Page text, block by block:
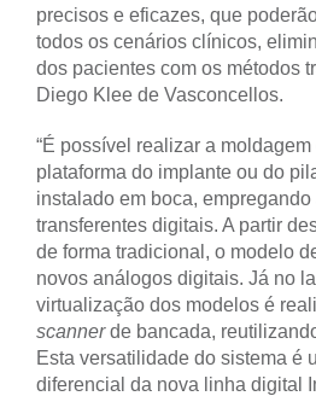
precisos e eficazes, que
todos os cenários clínicos,
dos pacientes com os métodos
Diego Klee de Vasconcellos.
“É possível realizar a
plataforma do implante ou do
instalado em boca,
transferentes digitais. A partir
de forma tradicional, o modelo
novos análogos digitais. Já no
virtualização dos modelos é
scannerde bancada,
Esta versatilidade do sistema é
diferencial da nova linha digital